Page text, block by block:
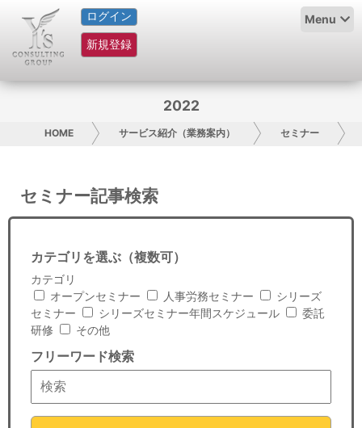
ログイン
新規登録
Menu
HOME
サービス紹介
グループ概要
日本人にPR
コンサルティング
リサーチ
セミナー
経済ニュース
2022
HOME サービス紹介（業務案内） セミナー
セミナー記事検索
カテゴリを選ぶ（複数可）
カテゴリ
オープンセミナー
人事労務セミナー
シリーズ
セミナー
シリーズセミナー年間スケジュール
委託
研修
その他
フリーワード検索